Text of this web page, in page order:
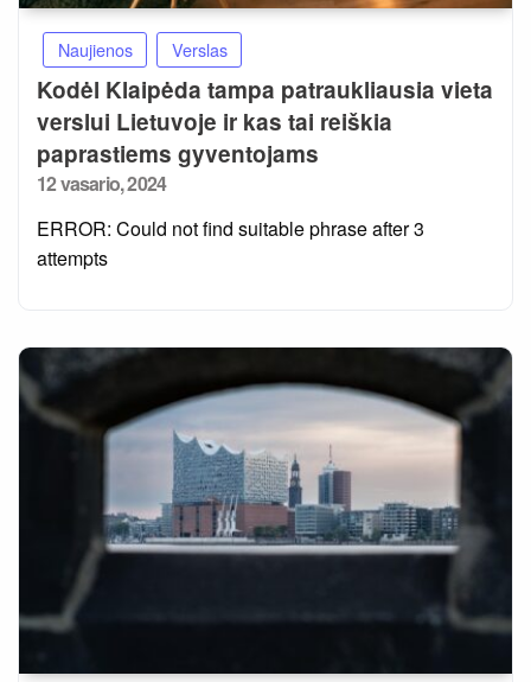
Naujienos Verslas
Kodėl Klaipėda tampa patraukliausia vieta
verslui Lietuvoje ir kas tai reiškia
paprastiems gyventojams
Posted
12 vasario, 2024
ERROR: Could not find suitable phrase after 3
attempts